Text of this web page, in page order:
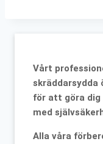
Vårt
skräddarsydda
för att göra
med
Alla våra